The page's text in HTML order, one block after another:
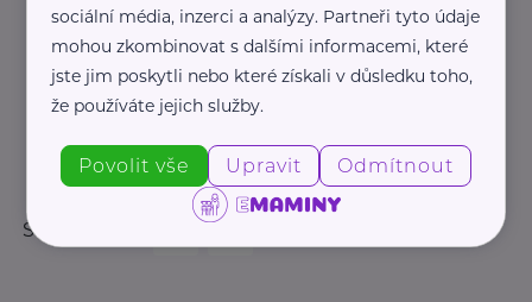
Sledujte nás:
sociální média, inzerci a analýzy. Partneři tyto údaje
mohou zkombinovat s dalšími informacemi, které
jste jim poskytli nebo které získali v důsledku toho,
že používáte jejich služby.
Povolit vše Upravit Odmítnout